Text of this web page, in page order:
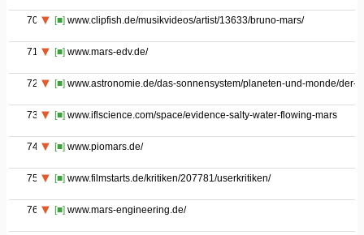
70 [■] www.clipfish.de/musikvideos/artist/13633/bruno-mars/
71 [■] www.mars-edv.de/
72 [■] www.astronomie.de/das-sonnensystem/planeten-und-monde/der-
73 [■] www.iflscience.com/space/evidence-salty-water-flowing-mars
74 [■] www.piomars.de/
75 [■] www.filmstarts.de/kritiken/207781/userkritiken/
76 [■] www.mars-engineering.de/